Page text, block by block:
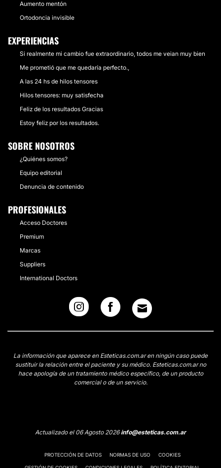
Aumento mentón
Ortodoncia invisible
EXPERIENCIAS
Si realmente mi cambio fue extraordinario, todos me veian muy bien
Me prometió que me quedaría perfecto.,
A las 24 hs de hilos tensores
Hilos tensores: muy satisfecha
Feliz de los resultados Gracias
Estoy feliz por los resultados.
SOBRE NOSOTROS
¿Quiénes somos?
Equipo editorial
Denuncia de contenido
PROFESIONALES
Acceso Doctores
Premium
Marcas
Suppliers
International Doctors
La información que aparece en Esteticas.com.ar en ningún caso puede
sustituir la relación entre el paciente y su médico. Esteticas.com.ar no
hace apología de un tratamiento médico específico, de un producto
comercial o de un servicio.
Actualizado el 06 Agosto 2026info@esteticas.com.ar
PROTECCIÓN DE DATOS NORMAS DE USO COOKIES